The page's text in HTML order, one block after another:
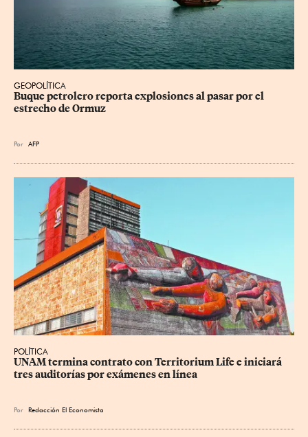
GEOPOLÍTICA
Buque petrolero reporta explosiones al pasar por el
estrecho de Ormuz
Por AFP
POLÍTICA
UNAM termina contrato con Territorium Life e iniciará
tres auditorías por exámenes en línea
Por Redacción El Economista